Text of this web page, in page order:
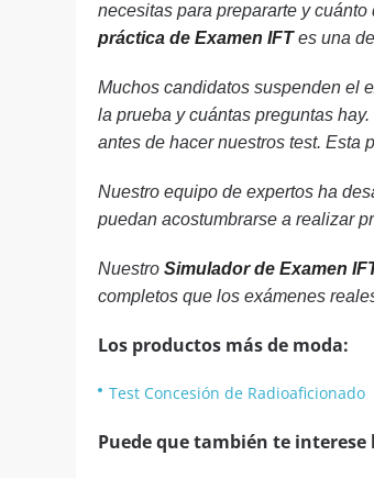
necesitas para prepararte y
práctica de Examen IFTes una
Muchos candidatos suspenden el
la prueba y cuántas preguntas
antes de hacer nuestros test. Esta
Nuestro equipo de expertos ha
puedan acostumbrarse a realizar
Nuestro Simulador de Examen
completos que los exámenes
Los productos más de moda:
Test Concesión de Radioaficionado
Puede que también te